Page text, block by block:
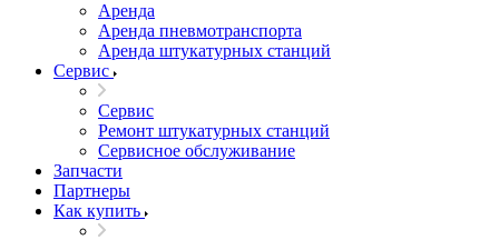
Аренда
Аренда пневмотранспорта
Аренда штукатурных станций
Сервис
Сервис
Ремонт штукатурных станций
Сервисное обслуживание
Запчасти
Партнеры
Как купить